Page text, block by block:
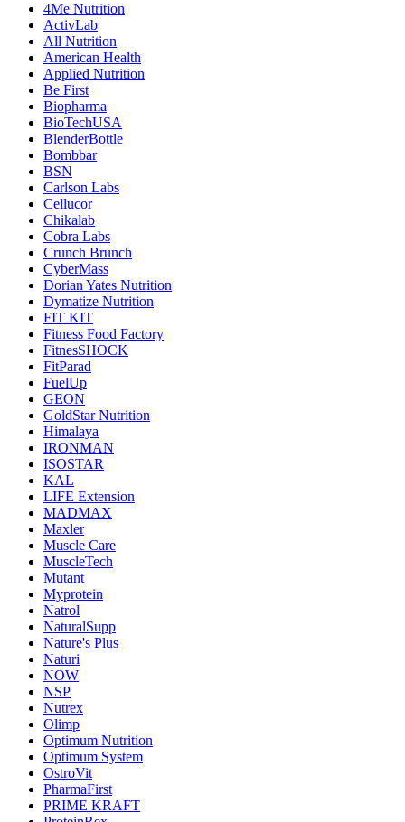
4Me Nutrition
ActivLab
All Nutrition
American Health
Applied Nutrition
Be First
Biopharma
BioTechUSA
BlenderBottle
Bombbar
BSN
Carlson Labs
Cellucor
Chikalab
Cobra Labs
Crunch Brunch
CyberMass
Dorian Yates Nutrition
Dymatize Nutrition
FIT KIT
Fitness Food Factory
FitnesSHOCK
FitParad
FuelUp
GEON
GoldStar Nutrition
Himalaya
IRONMAN
ISOSTAR
KAL
LIFE Extension
MADMAX
Maxler
Muscle Care
MuscleTech
Mutant
Myprotein
Natrol
NaturalSupp
Nature's Plus
Naturi
NOW
NSP
Nutrex
Olimp
Optimum Nutrition
Optimum System
OstroVit
PharmaFirst
PRIME KRAFT